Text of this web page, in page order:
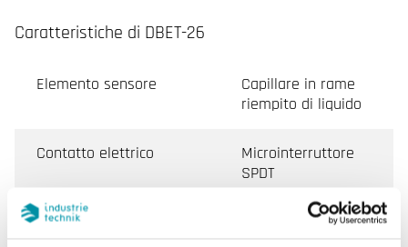
Caratteristiche di DBET-26
Elemento sensore
Capillare in rame
riempito di liquido
Contatto elettrico
Microinterruttore
SPDT
Capacità di
15 (8) A, 24…250 V